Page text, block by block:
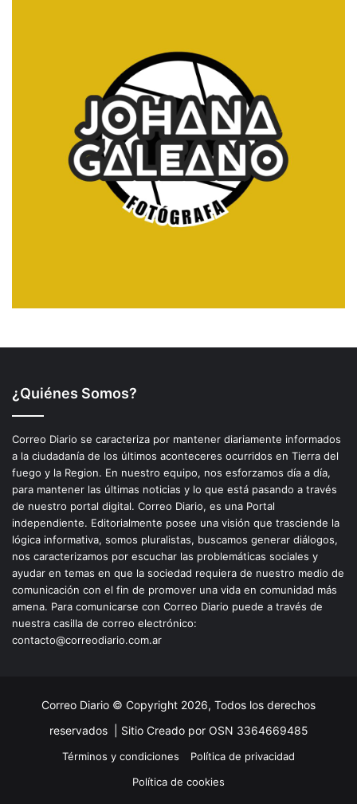
¿Quiénes Somos?
Correo Diario se caracteriza por mantener diariamente informados
a la ciudadanía de los últimos aconteceres ocurridos en Tierra del
fuego y la Region. En nuestro equipo, nos esforzamos día a día,
para mantener las últimas noticias y lo que está pasando a través
de nuestro portal digital. Correo Diario, es una Portal
independiente. Editorialmente posee una visión que trasciende la
lógica informativa, somos pluralistas, buscamos generar diálogos,
nos caracterizamos por escuchar las problemáticas sociales y
ayudar en temas en que la sociedad requiera de nuestro medio de
comunicación con el fin de promover una vida en comunidad más
amena. Para comunicarse con Correo Diario puede a través de
nuestra casilla de correo electrónico:
contacto@correodiario.com.ar
Correo Diario © Copyright 2026, Todos los derechos
reservados | Sitio Creado por OSN 3364669485
Términos y condiciones
Política de privacidad
Política de cookies